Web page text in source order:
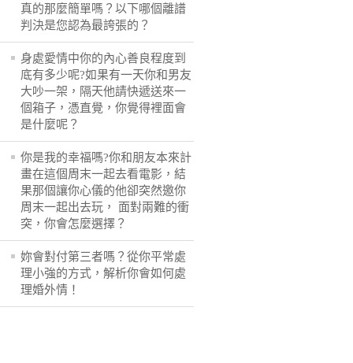
真的那麼簡單嗎？以下哪個離譜
判決是您認為最誇張的？
身處愛情中你的內心善良程度到
底有多少呢?如果有一天你和男友
大吵一架，隔天他請快遞送來一
個箱子，憑直覺，你覺得裡面會
是什麼呢？
你是我的幸福嗎?你和朋友本來計
畫在這個周末一起去看電影，結
果那個讓你心儀的他卻突然邀你
周末一起出去玩， 面對兩難的衝
突，你會怎麼選擇？
妳會對付第三者嗎？從你平常處
理小強的方式，解析你會如何處
理婚外情！